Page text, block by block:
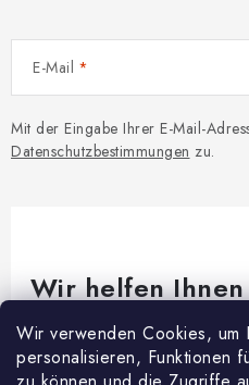
Wir verwenden Cookies, um
personalisieren, Funktionen
E-Mail
Mit der Eingabe Ihrer E-Mail-
Datenschutzbestimmungen zu.
Wir helfen
Brauchen Sie Rat bei